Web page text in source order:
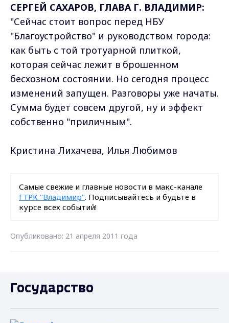
СЕРГЕЙ САХАРОВ, ГЛАВА Г. ВЛАДИМИР:
"Сейчас стоит вопрос перед НБУ
"Благоустройство" и руководством города:
как быть с той тротуарной плиткой,
которая сейчас лежит в брошенном
бесхозном состоянии. Но сегодня процесс
изменений запущен. Разговоры уже начаты.
Сумма будет совсем другой, ну и эффект
собственно "приличным".
Кристина Лихачева, Илья Любимов
Самые свежие и главные новости в макс-канале
ГТРК "Владимир". Подписывайтесь и будьте в
курсе всех событий!
Опубликовано: 21 апреля 2011 года
Государство